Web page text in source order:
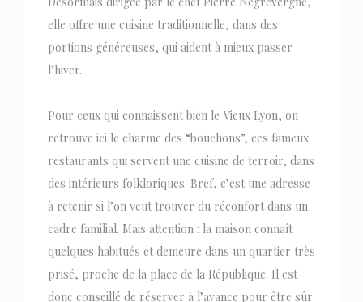
elle offre une cuisine traditionnelle, dans des
portions généreuses, qui aident à mieux passer
l’hiver.
Pour ceux qui connaissent bien le Vieux Lyon, on
retrouve ici le charme des “bouchons”, ces fameux
restaurants qui servent une cuisine de terroir, dans
des intérieurs folkloriques. Bref, c’est une adresse
à retenir si l’on veut trouver du réconfort dans un
cadre familial. Mais attention : la maison connaît
quelques habitués et demeure dans un quartier très
prisé, proche de la place de la République. Il est
donc conseillé de réserver à l’avance pour être sûr